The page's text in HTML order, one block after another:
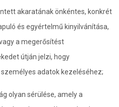
akaratának önkéntes, konkrét
és egyértelmű kinyilvánítása,
a megerősítést
útján jelzi, hogy
adatok kezeléséhez;
olyan sérülése, amely a